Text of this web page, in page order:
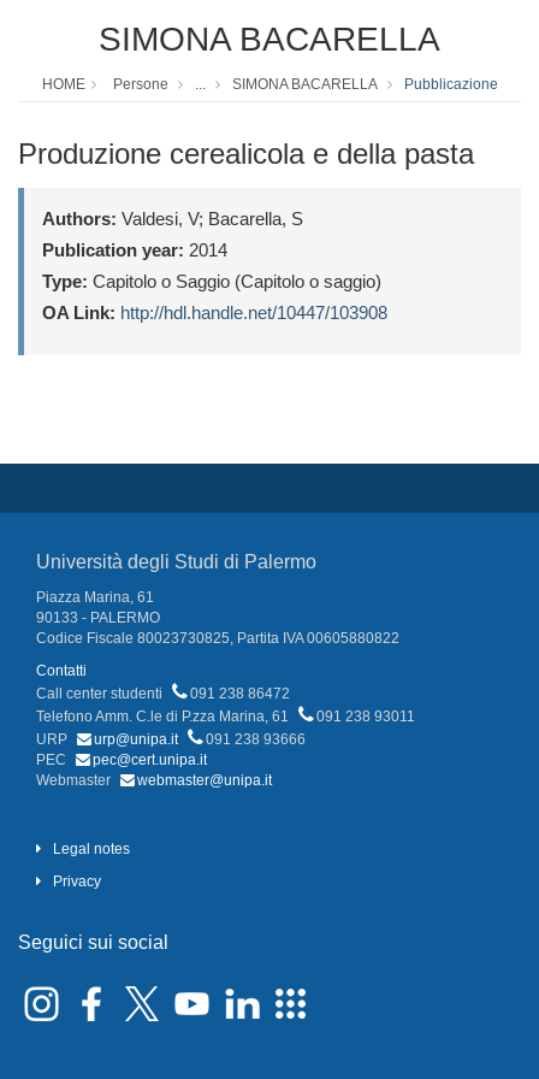
SIMONA BACARELLA
HOME Persone ... SIMONA BACARELLA Pubblicazione
Produzione cerealicola e della pasta
Authors: Valdesi, V; Bacarella, S
Publication year: 2014
Type: Capitolo o Saggio (Capitolo o saggio)
OA Link: http://hdl.handle.net/10447/103908
Università degli Studi di Palermo
Piazza Marina, 61
90133 - PALERMO
Codice Fiscale 80023730825, Partita IVA 00605880822
Contatti
Call center studenti
091 238 86472
Telefono Amm. C.le di P.zza Marina, 61
091 238 93011
URP
urp@unipa.it
091 238 93666
PEC
pec@cert.unipa.it
Webmaster
webmaster@unipa.it
Legal notes
Privacy
Seguici sui social